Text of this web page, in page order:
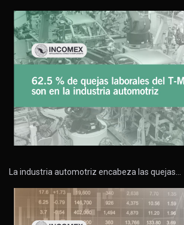
La industria automotriz encabeza las quejas…